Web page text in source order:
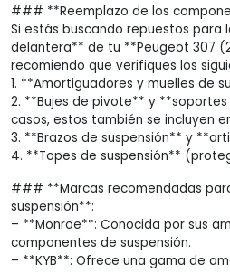
### **Reemplazo de los
Si estás buscando repuestos para
delantera** de tu **Peugeot 307
recomiendo que verifiques los
1. **Amortiguadores y muelles de
2. **Bujes de pivote** y
casos, estos también se incluyen
3. **Brazos de suspensión** y
4. **Topes de suspensión**
### **Marcas recomendadas
suspensión**:
– **Monroe**: Conocida por sus
componentes de suspensión.
– **KYB**: Ofrece una gama de